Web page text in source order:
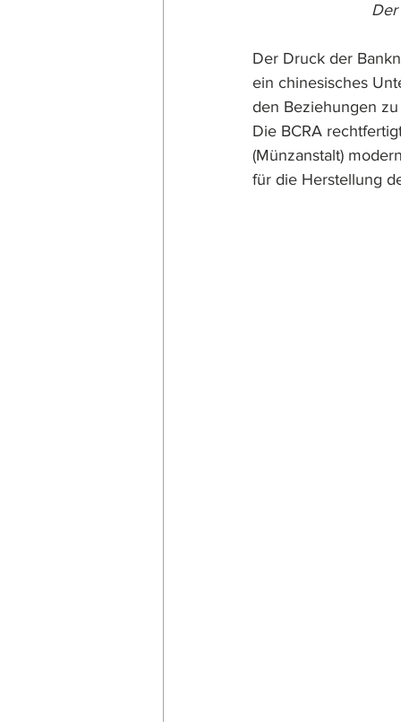
Der Druck der
ein chinesisches
den Beziehungen
Die BCRA
(Münzanstalt)
für die Herstellung